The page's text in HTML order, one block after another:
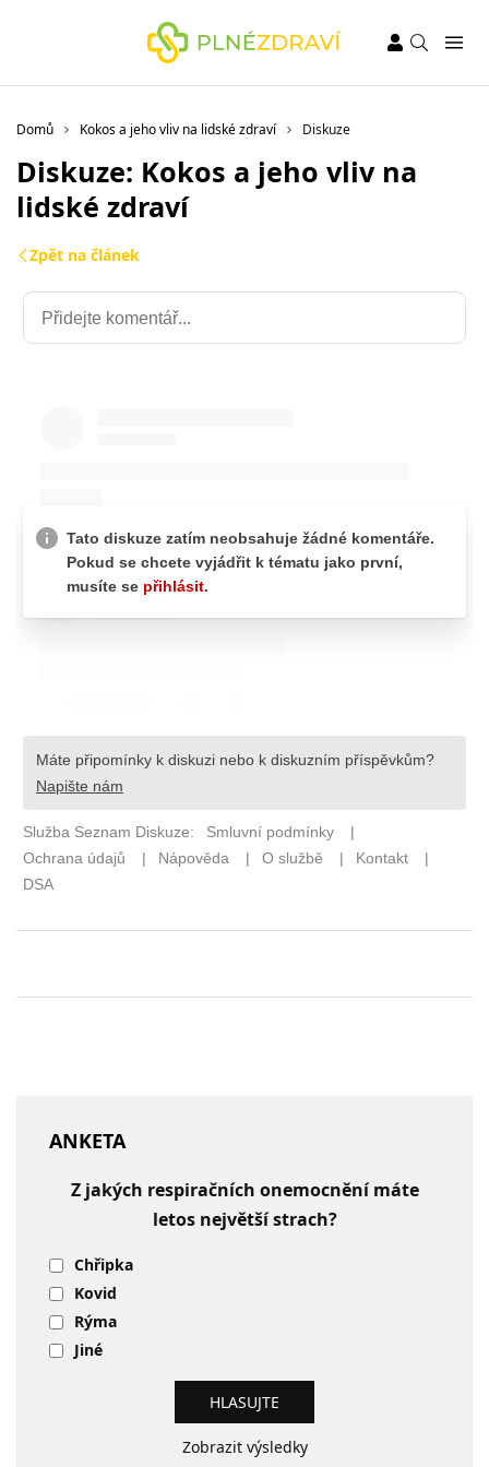
Domů Kokos a jeho vliv na lidské zdraví Diskuze
Diskuze: Kokos a jeho vliv na
lidské zdraví
Zpět na článek
ANKETA
Z jakých respiračních onemocnění máte
letos největší strach?
Chřipka
Kovid
Rýma
Jiné
Zobrazit výsledky